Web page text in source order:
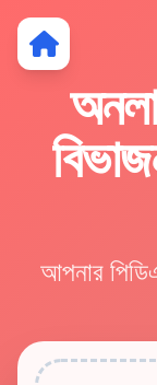
আপনার